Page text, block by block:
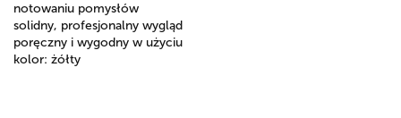
notowaniu pomysłów
solidny, profesjonalny wygląd
poręczny i wygodny w użyciu
kolor: żółty